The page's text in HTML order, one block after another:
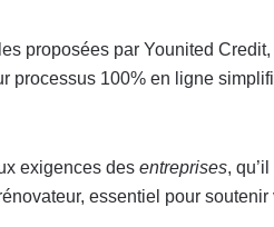
proposées par Younited
processus 100% en ligne
exigences des entreprises,
essentiel pour